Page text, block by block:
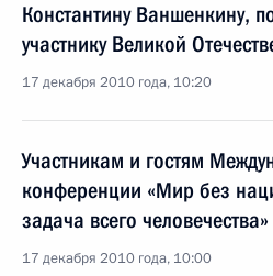
Константину Ваншенкину,
участнику Великой
17 декабря 2010 года, 10:20
Участникам и гостям
конференции «Мир без
задача всего человечества»
17 декабря 2010 года, 10:00